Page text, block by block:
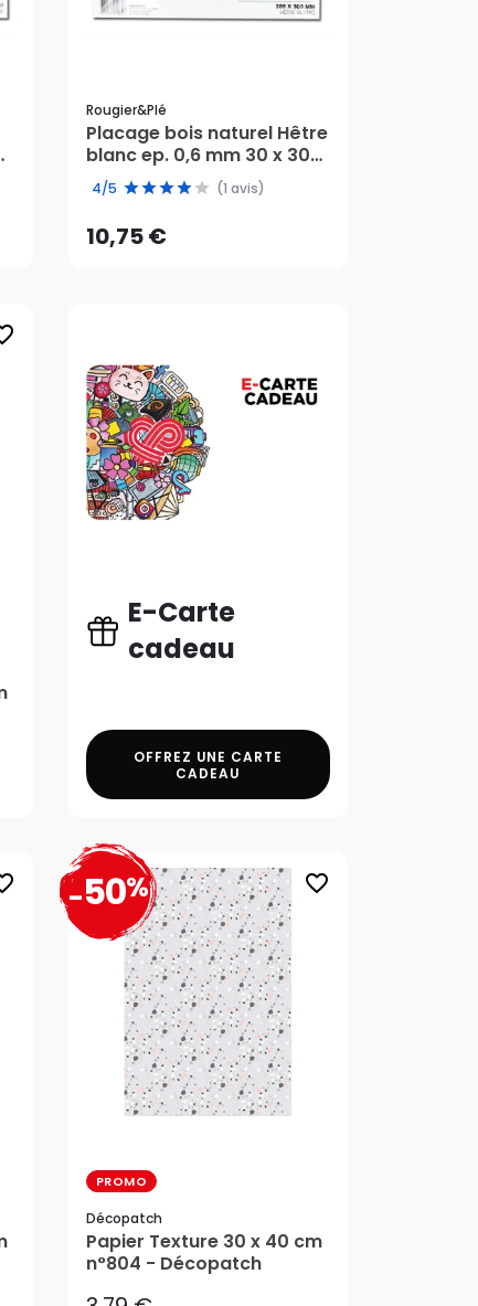
Rougier&plé
Placage bois naturel Hêtre
blanc ep. 0,6 mm 30 x 30
cm - Rougier&Plé
4/5 (1 avis)
10,75 €
10,75 €
AJOUTER AU PANIER
E-Carte
cadeau
OFFREZ UNE CARTE
CADEAU
favorite_border
-50%
PROMO
Décopatch
Papier Texture 30 x 40 cm
n°804 - Décopatch
3,79 €
1,89 €